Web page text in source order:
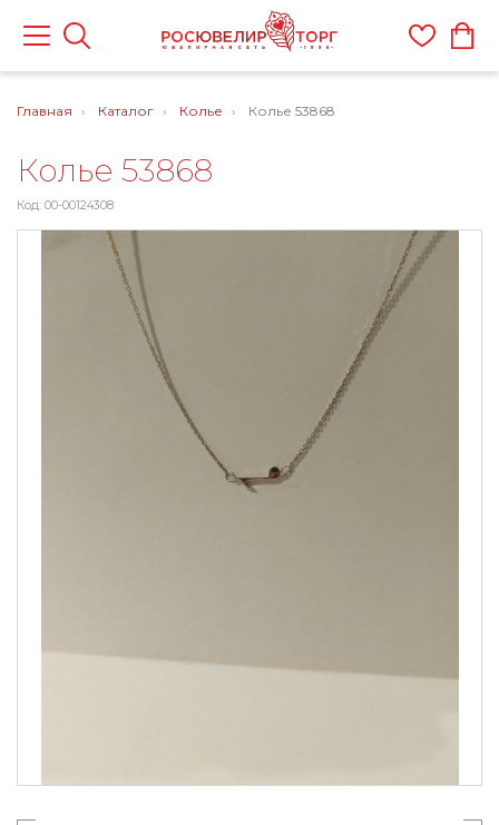
Главная Каталог Колье Колье 53868
Колье 53868
Код: 00-00124308